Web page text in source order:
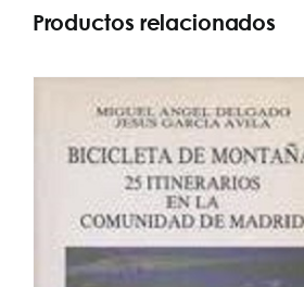
Productos relacionados